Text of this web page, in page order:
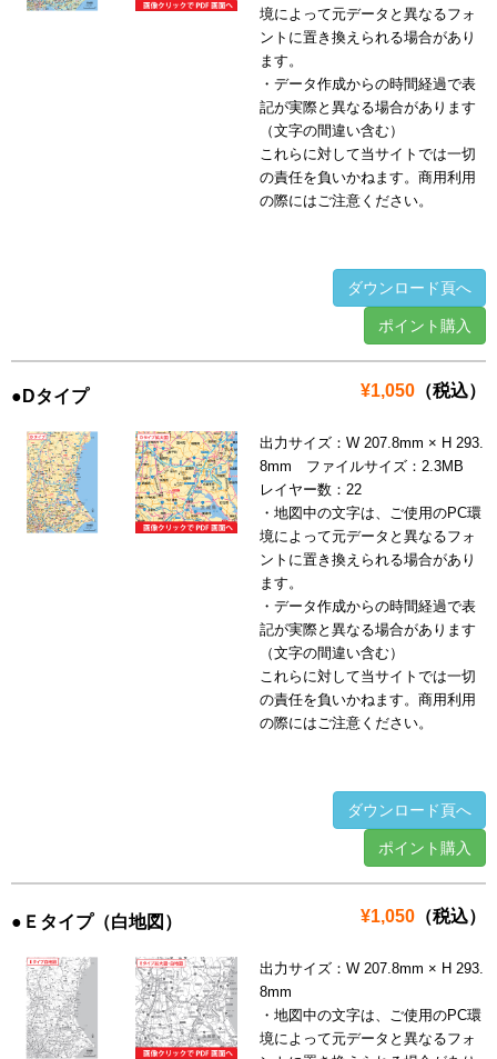
境によって元データと異なるフォ
ントに置き換えられる場合があり
ます。
・データ作成からの時間経過で表
記が実際と異なる場合があります
（文字の間違い含む）
これらに対して当サイトでは一切
の責任を負いかねます。商用利用
の際にはご注意ください。
ダウンロード頁へ
ポイント購入
¥1,050 （税込）
●Dタイプ
出力サイズ：W 207.8mm × H 293.
8mm ファイルサイズ：2.3MB
レイヤー数：22
・地図中の文字は、ご使用のPC環
境によって元データと異なるフォ
ントに置き換えられる場合があり
ます。
・データ作成からの時間経過で表
記が実際と異なる場合があります
（文字の間違い含む）
これらに対して当サイトでは一切
の責任を負いかねます。商用利用
の際にはご注意ください。
ダウンロード頁へ
ポイント購入
¥1,050 （税込）
●Ｅタイプ（白地図）
出力サイズ：W 207.8mm × H 293.
8mm
・地図中の文字は、ご使用のPC環
境によって元データと異なるフォ